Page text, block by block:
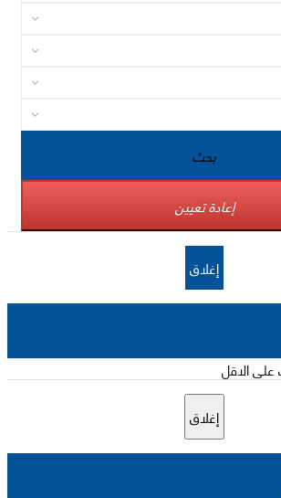
بحث
إعادة تعيين
إغلاق
على الاقل
إغلاق